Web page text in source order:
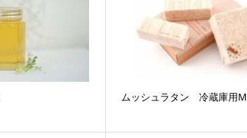
ムッシュラタン 冷蔵庫用M